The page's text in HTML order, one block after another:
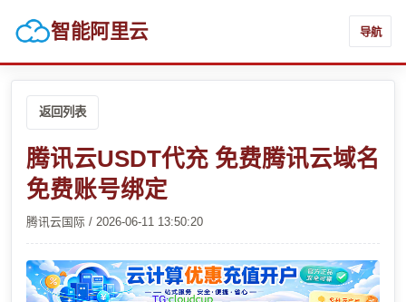
智能阿里云 导航
返回列表
腾讯云USDT代充 免费腾讯云域名
免费账号绑定
腾讯云国际 / 2026-06-11 13:50:20